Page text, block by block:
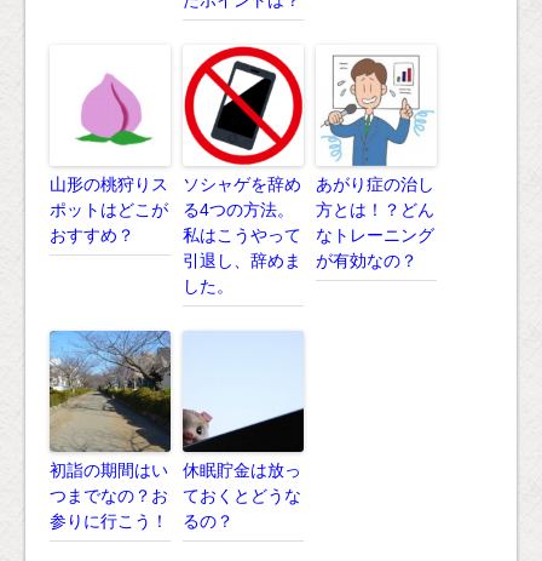
山形の桃狩りス
ポットはどこが
おすすめ？
ソシャゲを辞め
る4つの方法。
私はこうやって
引退し、辞めま
した。
あがり症の治し
方とは！？どん
なトレーニング
が有効なの？
初詣の期間はい
つまでなの？お
参りに行こう！
休眠貯金は放っ
ておくとどうな
るの？